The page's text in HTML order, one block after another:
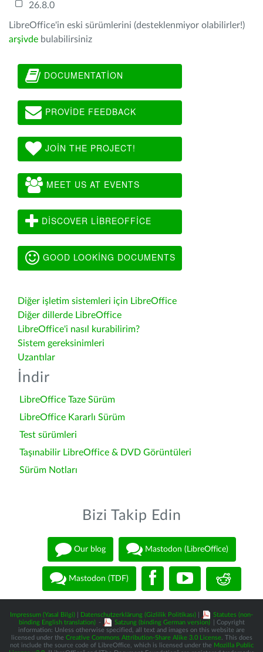
26.8.0
LibreOffice'in eski sürümlerini (desteklenmiyor olabilirler!)
arşivde bulabilirsiniz
DOCUMENTATION
PROVIDE FEEDBACK
JOIN THE PROJECT!
MEET US AT EVENTS
DISCOVER LIBREOFFICE
GOOD LOOKING DOCUMENTS
Diğer işletim sistemleri için LibreOffice
Diğer dillerde LibreOffice
LibreOffice'i nasıl kurabilirim?
Sistem gereksinimleri
Uzantılar
İndir
LibreOffice Taze Sürüm
LibreOffice Kararlı Sürüm
Test sürümleri
Taşınabilir LibreOffice & DVD Görüntüleri
Sürüm Notları
Bizi Takip Edin
Our blog Mastodon (LibreOffice)
Mastodon (TDF)
Impressum (Yasal Bilgi) Datenschutzerklärung (Gizlilik Politikası)
Statutes (non-
binding English translation) - Satzung (binding German version)
| Copyright
information: Unless otherwise specified, all text and images on this website are
licensed under the Creative Commons Attribution-Share Alike 3.0 License. This does
not include the source code of LibreOffice, which is licensed under the Mozilla Public